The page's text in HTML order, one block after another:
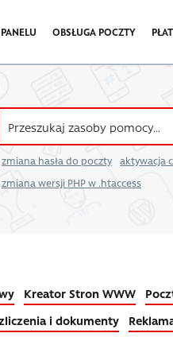
OBSŁUGA POCZTY
zmiana hasła do poczty aktywacja
zmiana wersji PHP w .htaccess
Kreator Stron WWW
i dokumenty